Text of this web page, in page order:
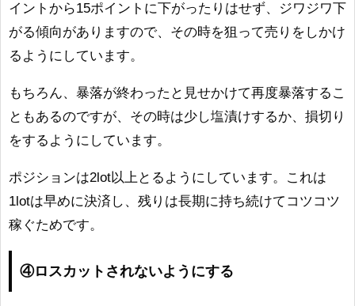
イントから15ポイントに下がったりはせず、ジワジワ下
がる傾向がありますので、その時を狙って売りをしかけ
るようにしています。
もちろん、暴落が終わったと見せかけて再度暴落するこ
ともあるのですが、その時は少し塩漬けするか、損切り
をするようにしています。
ポジションは2lot以上とるようにしています。これは
1lotは早めに決済し、残りは長期に持ち続けてコツコツ
稼ぐためです。
④ロスカットされないようにする